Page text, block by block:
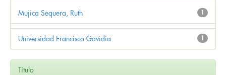
1
Mujica Sequera, Ruth
1
Universidad Francisco Gavidia
Título